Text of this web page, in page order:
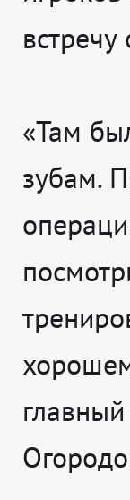
«Там
зубам.